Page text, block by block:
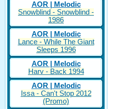
AOR | Melodic
Snowblind - Snowblind -
1986
AOR | Melodic
Lance - While The Giant
Sleeps 1996
AOR | Melodic
Harv - Back 1994
AOR | Melodic
Issa - Can't Stop 2012
(Promo)